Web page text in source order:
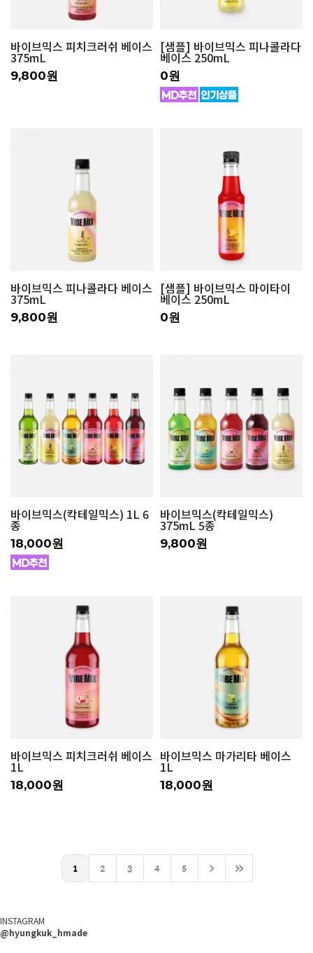
바이브믹스 피치크러쉬 베이스
375mL
9,800원
[샘플] 바이브믹스 피나콜라다
베이스 250mL
0원
바이브믹스 피나콜라다 베이스
375mL
9,800원
[샘플] 바이브믹스 마이타이
베이스 250mL
0원
바이브믹스(칵테일믹스) 1L 6
종
18,000원
바이브믹스(칵테일믹스)
375mL 5종
9,800원
바이브믹스 피치크러쉬 베이스
1L
18,000원
바이브믹스 마가리타 베이스
1L
18,000원
1 2 3 4 5 > >>
INSTAGRAM
@hyungkuk_hmade